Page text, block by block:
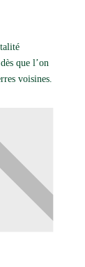
que l’on
voisines.